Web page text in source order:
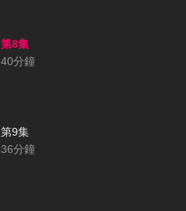
第8集
40分鐘
第9集
36分鐘